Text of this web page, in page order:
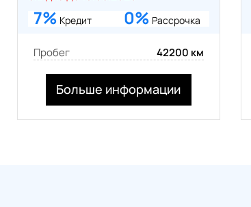
7% Кредит 0% Рассрочка
Пробег 42200 км
Больше информации